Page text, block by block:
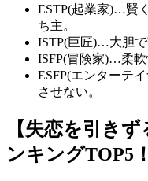
ESTP(起業家)…賢
ち主。
ISTP(巨匠)…大胆で
ISFP(冒険家)…柔軟
ESFP(エンターテ
させない。
【失恋を引き
ンキングTOP5！